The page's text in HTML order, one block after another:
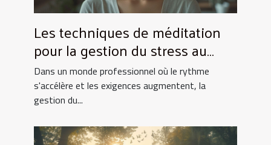
Les techniques de méditation
pour la gestion du stress au
travail
Dans un monde professionnel où le rythme
s'accélère et les exigences augmentent, la
gestion du...